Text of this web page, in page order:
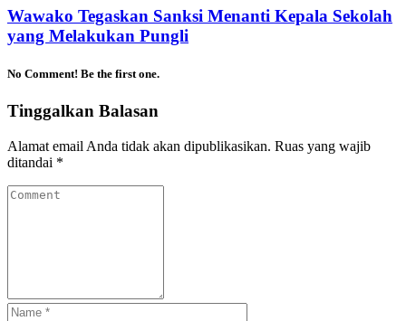
Wawako Tegaskan Sanksi Menanti Kepala Sekolah
yang Melakukan Pungli
No Comment! Be the first one.
Tinggalkan Balasan
Alamat email Anda tidak akan dipublikasikan. Ruas yang wajib
ditandai *